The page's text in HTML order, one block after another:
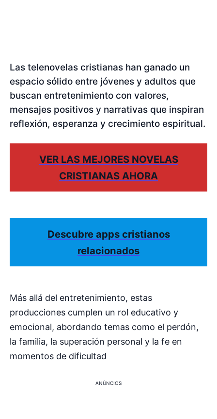
Las telenovelas cristianas han ganado un
espacio sólido entre jóvenes y adultos que
buscan entretenimiento con valores,
mensajes positivos y narrativas que inspiran
reflexión, esperanza y crecimiento espiritual.
VER LAS MEJORES NOVELAS
CRISTIANAS AHORA
Descubre apps cristianos
relacionados
Más allá del entretenimiento, estas
producciones cumplen un rol educativo y
emocional, abordando temas como el perdón,
la familia, la superación personal y la fe en
momentos de dificultad
ANÚNCIOS